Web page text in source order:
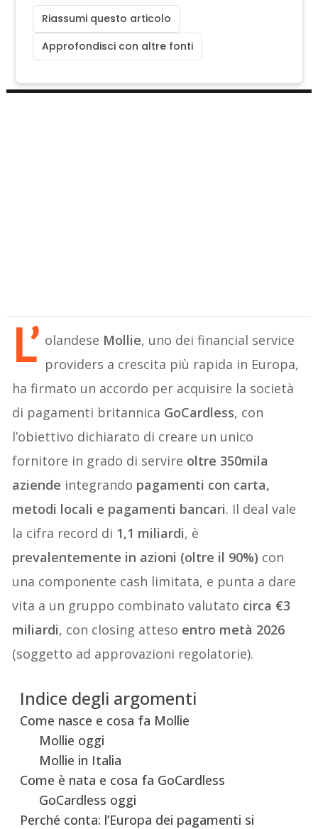
Riassumi questo articolo
Approfondisci con altre fonti
L’ olandese Mollie, uno dei financial service
providers a crescita più rapida in Europa,
ha firmato un accordo per acquisire la società
di pagamenti britannica GoCardless, con
l’obiettivo dichiarato di creare un unico
fornitore in grado di servire oltre 350mila
aziende integrando pagamenti con carta,
metodi locali e pagamenti bancari. Il deal vale
la cifra record di 1,1 miliardi, è
prevalentemente in azioni (oltre il 90%) con
una componente cash limitata, e punta a dare
vita a un gruppo combinato valutato circa €3
miliardi, con closing atteso entro metà 2026
(soggetto ad approvazioni regolatorie).
Indice degli argomenti
Come nasce e cosa fa Mollie
Mollie oggi
Mollie in Italia
Come è nata e cosa fa GoCardless
GoCardless oggi
Perché conta: l’Europa dei pagamenti si